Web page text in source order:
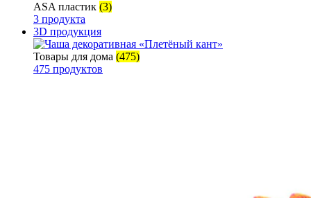
ASA пластик (3)
3 продукта
3D продукция
Товары для дома (475)
475 продуктов